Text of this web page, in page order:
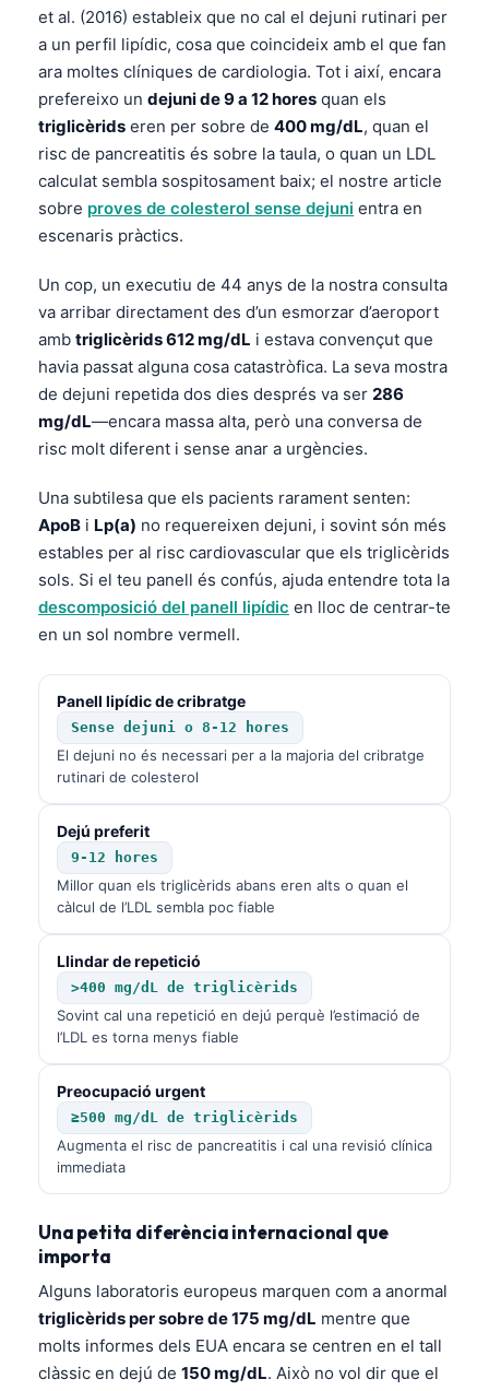
et al. (2016) estableix que no cal el dejuni rutinari per
a un perfil lipídic, cosa que coincideix amb el que fan
ara moltes clíniques de cardiologia. Tot i així, encara
prefereixo un dejuni de 9 a 12 hores quan els
triglicèrids eren per sobre de 400 mg/dL, quan el
risc de pancreatitis és sobre la taula, o quan un LDL
calculat sembla sospitosament baix; el nostre article
sobre proves de colesterol sense dejuni entra en
escenaris pràctics.
Un cop, un executiu de 44 anys de la nostra consulta
va arribar directament des d’un esmorzar d’aeroport
amb triglicèrids 612 mg/dL i estava convençut que
havia passat alguna cosa catastròfica. La seva mostra
de dejuni repetida dos dies després va ser 286
mg/dL—encara massa alta, però una conversa de
risc molt diferent i sense anar a urgències.
Una subtilesa que els pacients rarament senten:
ApoB i Lp(a) no requereixen dejuni, i sovint són més
estables per al risc cardiovascular que els triglicèrids
sols. Si el teu panell és confús, ajuda entendre tota la
descomposició del panell lipídic en lloc de centrar-te
en un sol nombre vermell.
Panell lipídic de cribratge
Sense dejuni o 8-12 hores
El dejuni no és necessari per a la majoria del cribratge
rutinari de colesterol
Dejú preferit
9-12 hores
Millor quan els triglicèrids abans eren alts o quan el
càlcul de l’LDL sembla poc fiable
Llindar de repetició
>400 mg/dL de triglicèrids
Sovint cal una repetició en dejú perquè l’estimació de
l’LDL es torna menys fiable
Preocupació urgent
≥500 mg/dL de triglicèrids
Augmenta el risc de pancreatitis i cal una revisió clínica
immediata
Una petita diferència internacional que
importa
Alguns laboratoris europeus marquen com a anormal
triglicèrids per sobre de 175 mg/dL mentre que
molts informes dels EUA encara se centren en el tall
clàssic en dejú de 150 mg/dL. Això no vol dir que el